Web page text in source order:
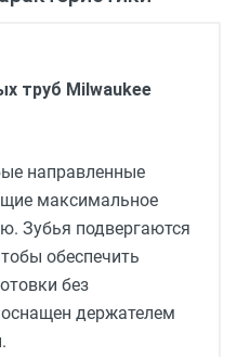
труб Milwaukee
направленные
максимальное
Зубья подвергаются
обеспечить
без
держателем